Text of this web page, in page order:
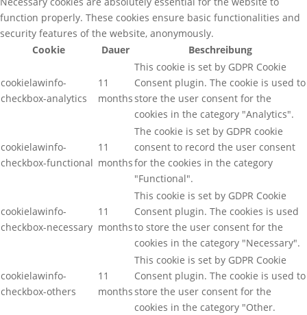
function properly. These cookies ensure basic functionalities and
security features of the website, anonymously.
Cookie
Dauer Beschreibung
cookielawinfo-
checkbox-analytics
11
months
This cookie is set by GDPR Cookie
Consent plugin. The cookie is used to
store the user consent for the
cookies in the category "Analytics".
cookielawinfo-
checkbox-functional
11
months
The cookie is set by GDPR cookie
consent to record the user consent
for the cookies in the category
"Functional".
cookielawinfo-
checkbox-necessary
11
months
This cookie is set by GDPR Cookie
Consent plugin. The cookies is used
to store the user consent for the
cookies in the category "Necessary".
cookielawinfo-
checkbox-others
11
months
This cookie is set by GDPR Cookie
Consent plugin. The cookie is used to
store the user consent for the
cookies in the category "Other.